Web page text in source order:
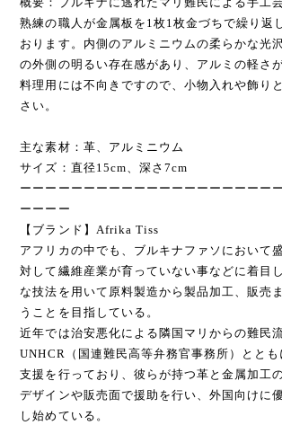
熟練の職人が金属板を1枚1枚金づちで繰り返
おります。内側のアルミニウムの柔らかな光
の外側の明るい存在感があり、アルミの軽さ
料理用には不向きですので、小物入れや飾り
さい。
主な素材：革、アルミニウム
サイズ：直径15cm、深さ7cm
ーーーーーーーーーーーーーーーーーーーー
ーーーー
【ブランド】Afrika Tiss
アフリカの中でも、ブルキナファソにおいて
対して繊維産業が育っていない事などに着目
な技法を用いて原料製造から製品加工、販売
うことを目指している。
近年では治安悪化による隣国マリからの難民
UNHCR（国連難民高等弁務官事務所）とと
支援を行っており、彼らが持つ革と金属加工
デザインや販売面で援助を行い、外国向けに
し始めている。